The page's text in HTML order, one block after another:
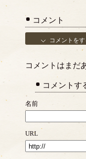
コメント
コメントを
コメントはまだ
コメントす
名前
URL